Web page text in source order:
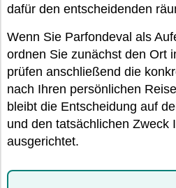
dafür den entscheidenden
Wenn Sie Parfondeval als
ordnen Sie zunächst den Ort
prüfen anschließend die
nach Ihren persönlichen
bleibt die Entscheidung auf
und den tatsächlichen Zweck
ausgerichtet.